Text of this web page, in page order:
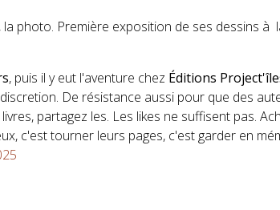
photo. Première exposition de ses dessins à
, puis il y eut l'aventure chez Éditions
De résistance aussi pour que des
partagez les. Les likes ne suffisent pas.
c'est tourner leurs pages, c'est garder en